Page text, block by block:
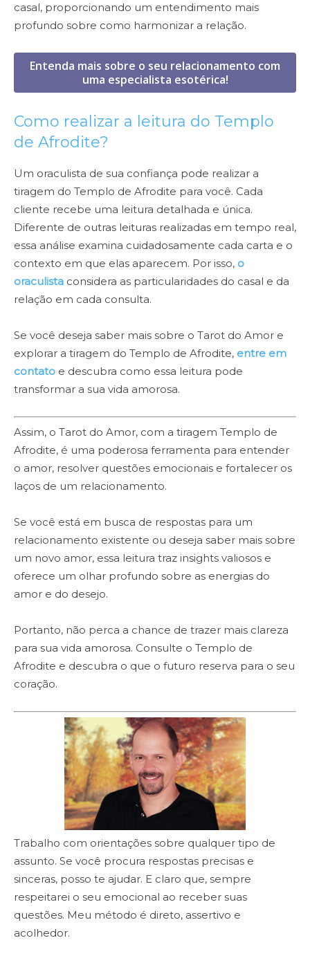
casal, proporcionando um entendimento mais
profundo sobre como harmonizar a relação.
Entenda mais sobre o seu relacionamento com
uma especialista esotérica!
Como realizar a leitura do Templo
de Afrodite?
Um oraculista de sua confiança pode realizar a
tiragem do Templo de Afrodite para você. Cada
cliente recebe uma leitura detalhada e única.
Diferente de outras leituras realizadas em tempo real,
essa análise examina cuidadosamente cada carta e o
contexto em que elas aparecem. Por isso, o
oraculista considera as particularidades do casal e da
relação em cada consulta.
Se você deseja saber mais sobre o Tarot do Amor e
explorar a tiragem do Templo de Afrodite, entre em
contato e descubra como essa leitura pode
transformar a sua vida amorosa.
Assim, o Tarot do Amor, com a tiragem Templo de
Afrodite, é uma poderosa ferramenta para entender
o amor, resolver questões emocionais e fortalecer os
laços de um relacionamento.
Se você está em busca de respostas para um
relacionamento existente ou deseja saber mais sobre
um novo amor, essa leitura traz insights valiosos e
oferece um olhar profundo sobre as energias do
amor e do desejo.
Portanto, não perca a chance de trazer mais clareza
para sua vida amorosa. Consulte o Templo de
Afrodite e descubra o que o futuro reserva para o seu
coração.
Trabalho com orientações sobre qualquer tipo de
assunto. Se você procura respostas precisas e
sinceras, posso te ajudar. E claro que, sempre
respeitarei o seu emocional ao receber suas
questões. Meu método é direto, assertivo e
acolhedor.